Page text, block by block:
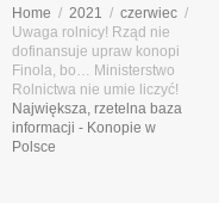
Home 2021
czerwiec
Uwaga rolnicy! Rząd nie
dofinansuje upraw konopi
Finola, bo… Ministerstwo
Rolnictwa nie umie liczyć!
Największa, rzetelna baza
informacji - Konopie w
Polsce